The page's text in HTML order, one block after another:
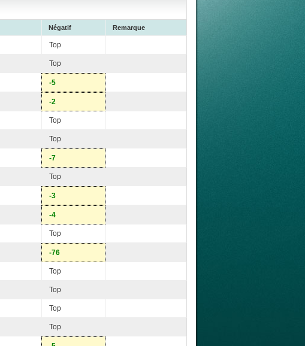
Négatif Remarque
Top
Top
-5
-2
Top
Top
-7
Top
-3
-4
Top
-76
Top
Top
Top
Top